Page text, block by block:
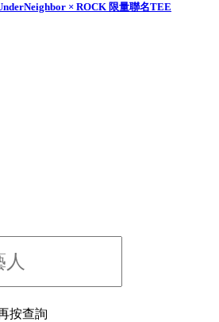
× ROCK 限量聯名TEE
按查詢